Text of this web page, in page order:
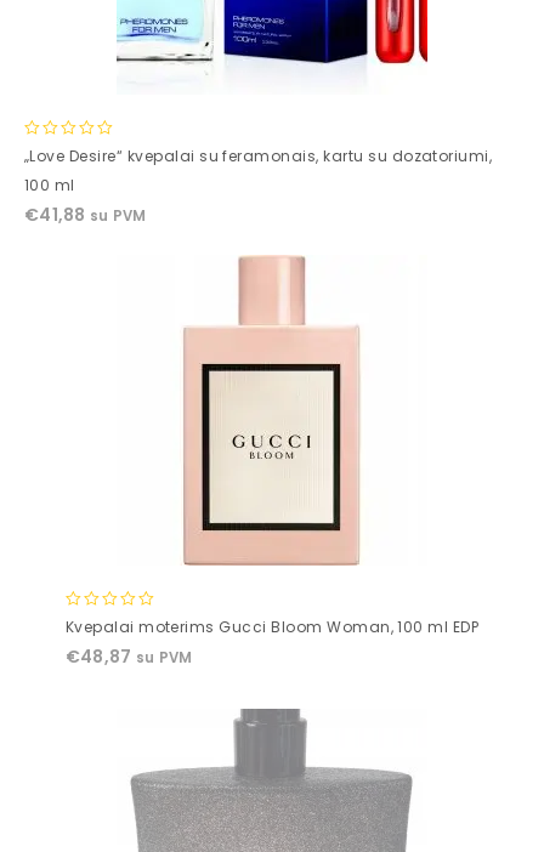
0
of
5
„Love Desire“ kvepalai su feramonais, kartu su dozatoriumi,
100 ml
€41,88 su PVM
0
of
Kvepalai moterims Gucci Bloom Woman, 100 ml EDP
€48,87 su PVM